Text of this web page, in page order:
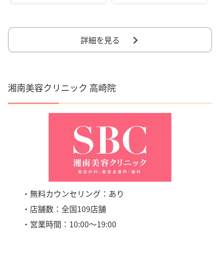
詳細を見る
湘南美容クリニック 高崎院
・無料カウンセリング：あり
・店舗数：全国109店舗
・営業時間：10:00〜19:00